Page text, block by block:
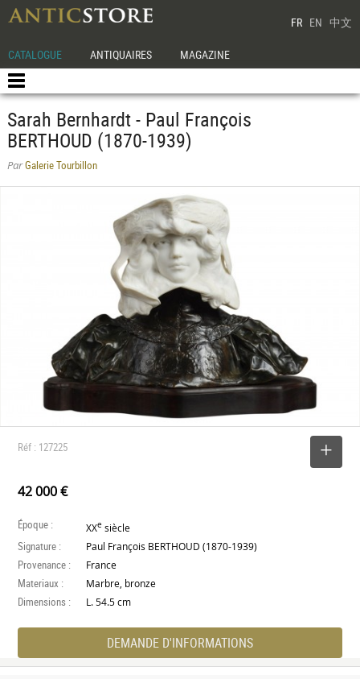
FR EN 中文
CATALOGUE ANTIQUAIRES MAGAZINE
Sarah Bernhardt - Paul François
BERTHOUD (1870-1939)
ParGalerie Tourbillon
Réf : 127225
42 000 €
Époque : XXe siècle
Signature : Paul François BERTHOUD (1870-1939)
Provenance : France
Materiaux : Marbre, bronze
Dimensions : L. 54.5 cm
DEMANDE D'INFORMATIONS